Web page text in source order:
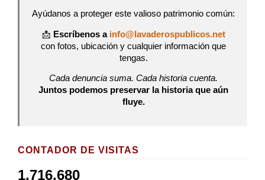
Ayúdanos a proteger este valioso patrimonio común:
📩 Escríbenos a info@lavaderospublicos.net
con fotos, ubicación y cualquier información que
tengas.
Cada denuncia suma. Cada historia cuenta.
Juntos podemos preservar la historia que aún
fluye.
CONTADOR DE VISITAS
1,716,680